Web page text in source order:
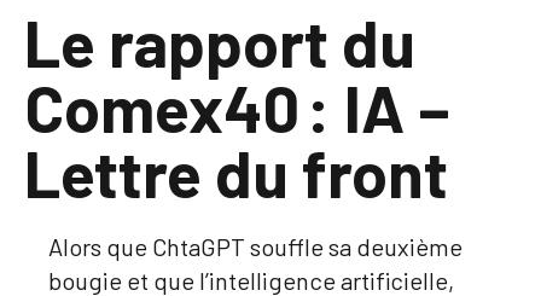
Le rapport du
Comex40 : IA –
Lettre du front
Alors que ChtaGPT souffle sa deuxième
bougie et que l’intelligence artificielle,